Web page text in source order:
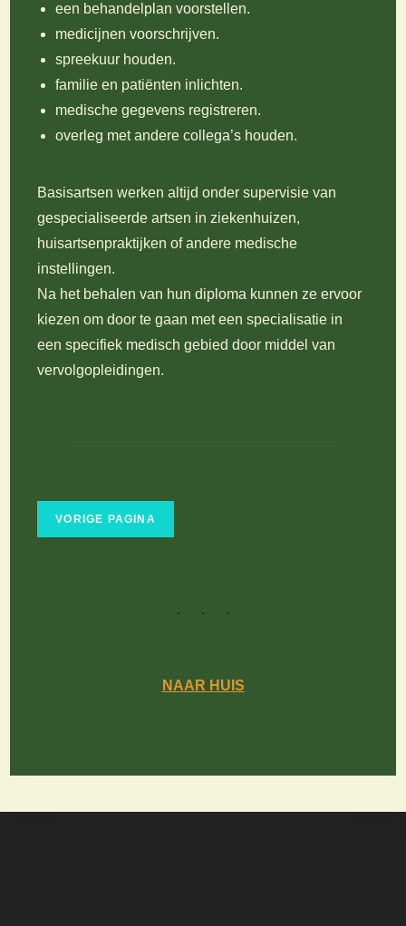
een behandelplan voorstellen.
medicijnen voorschrijven.
spreekuur houden.
familie en patiënten inlichten.
medische gegevens registreren.
overleg met andere collega’s houden.
Basisartsen werken altijd onder supervisie van
gespecialiseerde artsen in ziekenhuizen,
huisartsenpraktijken of andere medische
instellingen.
Na het behalen van hun diploma kunnen ze ervoor
kiezen om door te gaan met een specialisatie in
een specifiek medisch gebied door middel van
vervolgopleidingen.
NAAR HUIS